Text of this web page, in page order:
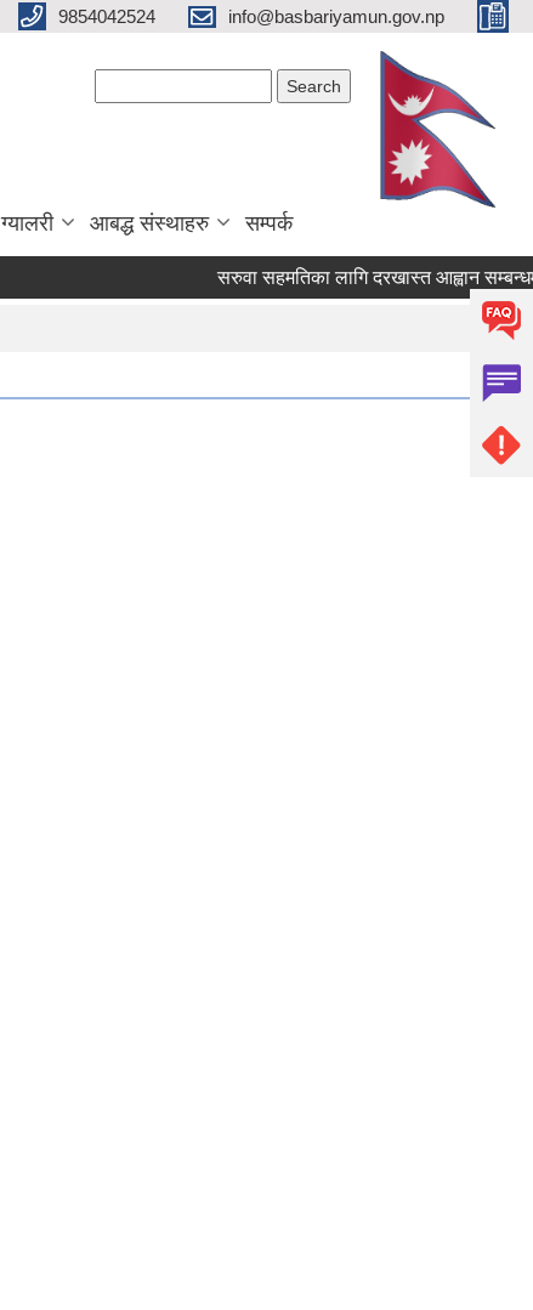
9854042524 info@basbariyamun.gov.np
ग्यालरी आबद्ध संस्थाहरु सम्पर्क
सरुवा सहमतिका लागि दरखास्त आह्वान सम्बन्धमा